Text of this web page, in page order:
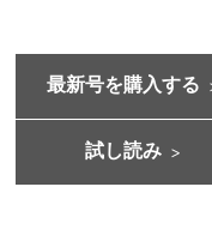
最新号を購入する
試し読み